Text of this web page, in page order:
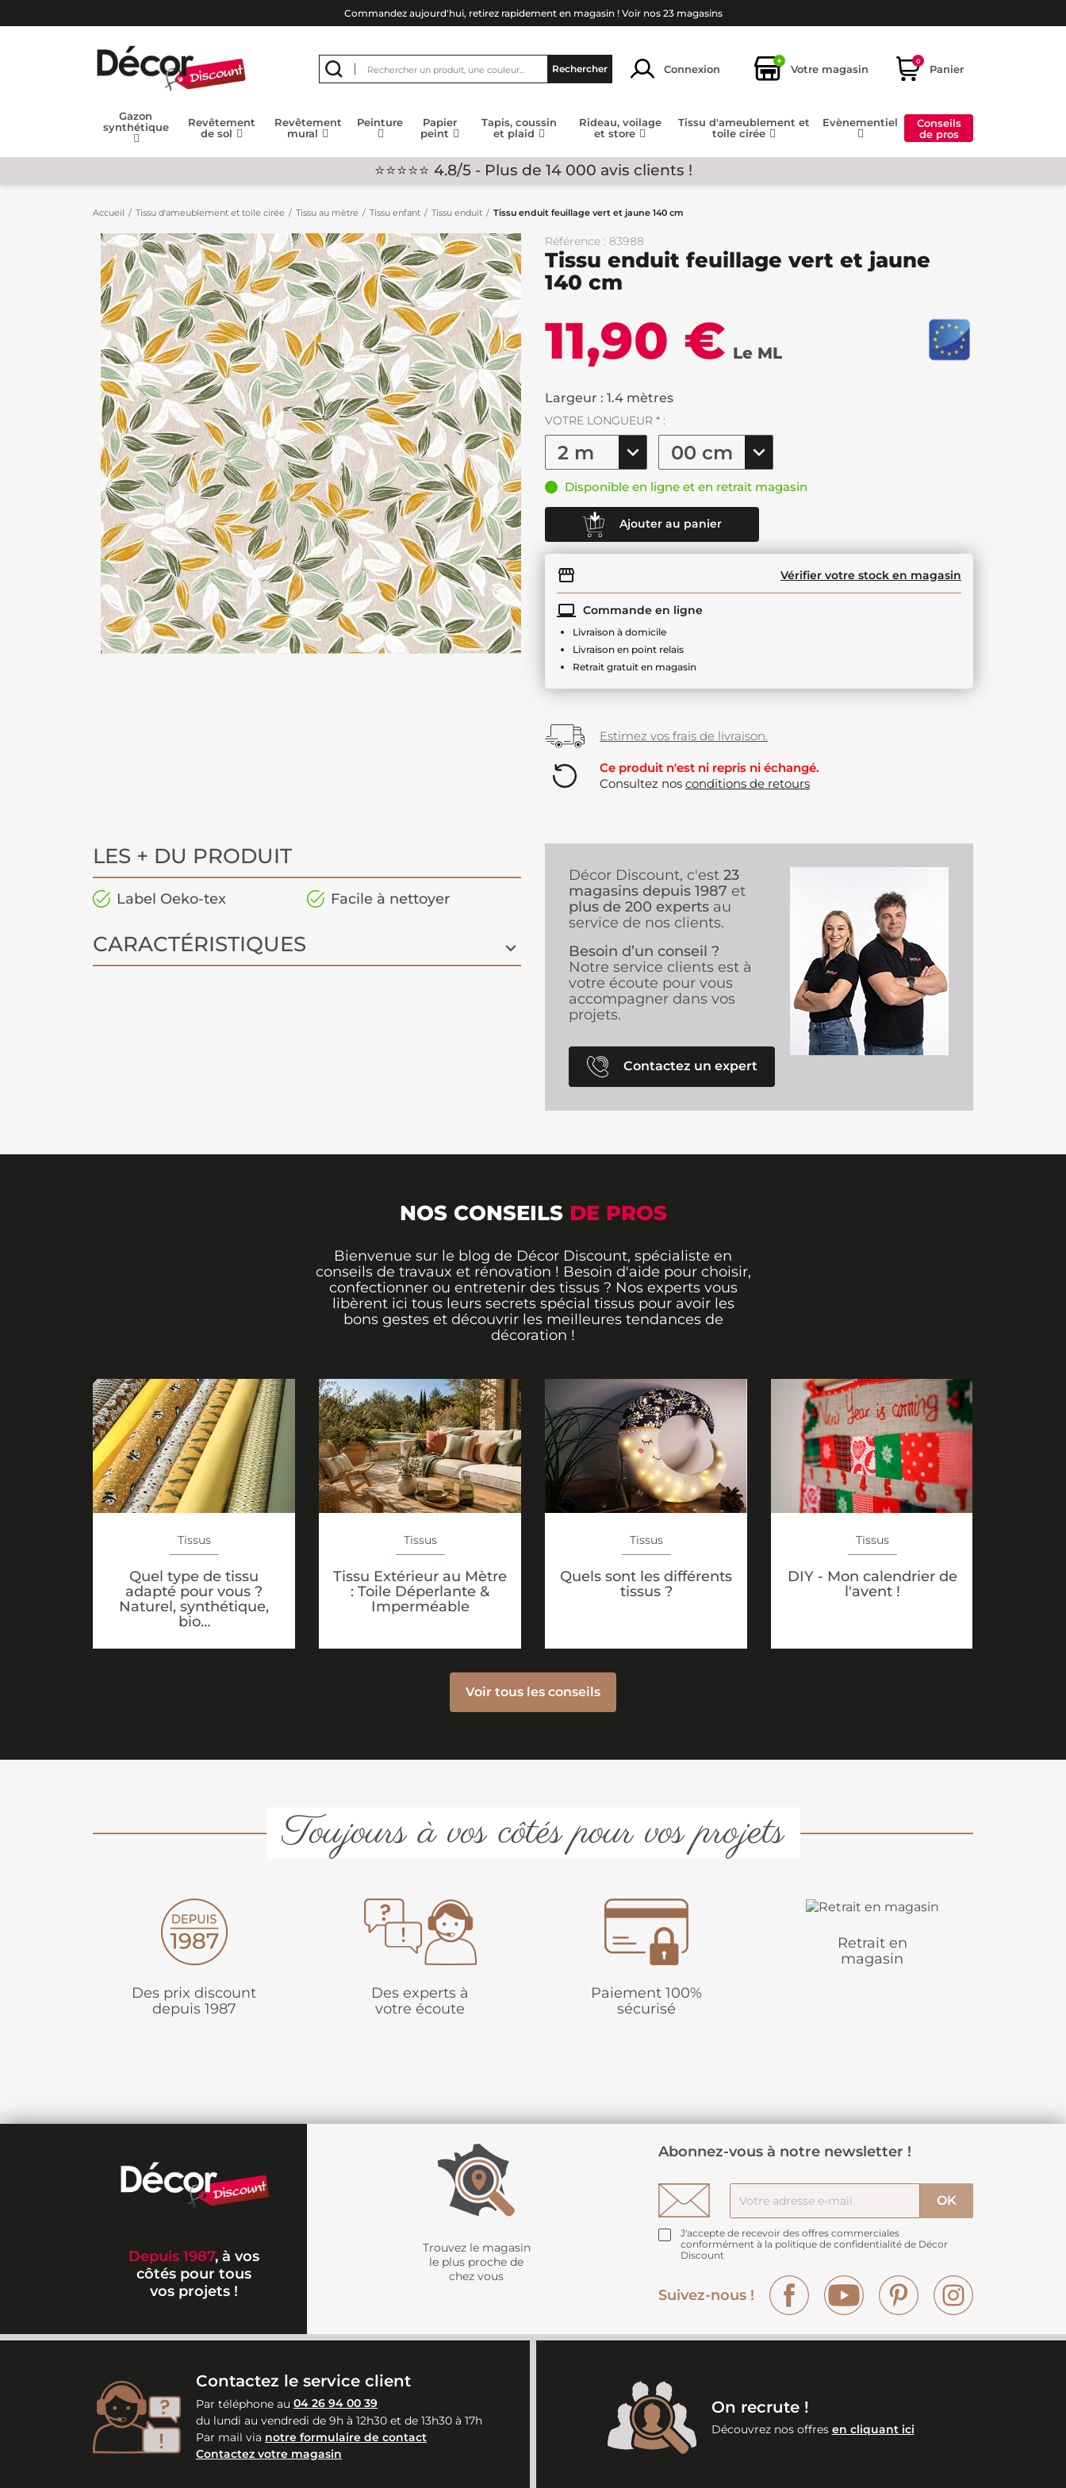
Commandez aujourd'hui, retirez rapidement en magasin ! Voir nos 23 magasins
Rechercher Connexion
+
Votre magasin
0
Panier
Gazon
synthétique
Revêtement
de sol
Revêtement
mural
Peinture
Papier
peint
Tapis, coussin
et plaid
Rideau, voilage
et store
Tissu d'ameublement et
toile cirée
Evènementiel
Conseils
de pros
⭐⭐⭐⭐⭐ 4.8/5 - Plus de 14 000 avis clients !
Accueil Tissu d'ameublement et toile cirée Tissu au mètre Tissu enfant Tissu enduit Tissu enduit feuillage vert et jaune 140 cm
Référence : 83988
Tissu enduit feuillage vert et jaune
140 cm
11,90 € Le ML
Largeur : 1.4 mètres
VOTRE LONGUEUR * :
Disponible en ligne et en retrait magasin
Ajouter au panier
Vérifier votre stock en magasin
Commande en ligne
Livraison à domicile
Livraison en point relais
Retrait gratuit en magasin
Estimez vos frais de livraison.
Ce produit n'est ni repris ni échangé.
Consultez nos conditions de retours
LES + DU PRODUIT
Label Oeko-tex Facile à nettoyer
CARACTÉRISTIQUES
Décor Discount, c'est 23
magasins depuis 1987 et
plus de 200 experts au
service de nos clients.
Besoin d’un conseil ?
Notre service clients est à
votre écoute pour vous
accompagner dans vos
projets.
Contactez un expert
NOS CONSEILS DE PROS
Bienvenue sur le blog de Décor Discount, spécialiste en
conseils de travaux et rénovation ! Besoin d'aide pour choisir,
confectionner ou entretenir des tissus ? Nos experts vous
libèrent ici tous leurs secrets spécial tissus pour avoir les
bons gestes et découvrir les meilleures tendances de
décoration !
Tissus
Quel type de tissu
adapté pour vous ?
Naturel, synthétique,
bio…
Tissus
Tissu Extérieur au Mètre
: Toile Déperlante &
Imperméable
Tissus
Quels sont les différents
tissus ?
Tissus
DIY - Mon calendrier de
l'avent !
Voir tous les conseils
Toujours à vos côtés pour vos projets
Des prix discount
depuis 1987
Des experts à
votre écoute
Paiement 100%
sécurisé
Retrait en
magasin
Depuis 1987, à vos
côtés pour tous
vos projets !
Trouvez le magasin
le plus proche de
chez vous
Abonnez-vous à notre newsletter !
J'accepte de recevoir des offres commerciales
conformément à la politique de confidentialité de Décor
Discount
Suivez-nous !
Facebook YouTube Pinterest
Contactez le service client
Par téléphone au 04 26 94 00 39
du lundi au vendredi de 9h à 12h30 et de 13h30 à 17h
Par mail via notre formulaire de contact
Contactez votre magasin
On recrute !
Découvrez nos offres en cliquant ici